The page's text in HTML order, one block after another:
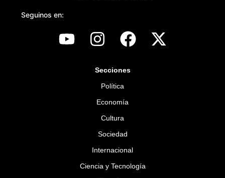
Seguinos en:
Secciones
Política
Economía
Cultura
Sociedad
Internacional
Ciencia y Tecnología